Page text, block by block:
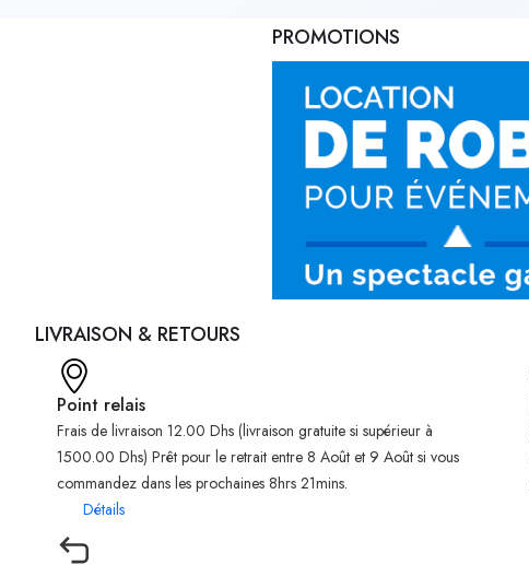
PROMOTIONS
LIVRAISON & RETOURS
Point relais
Frais de livraison 12.00 Dhs (livraison gratuite si supérieur à
1500.00 Dhs) Prêt pour le retrait entre 8 Août et 9 Août si vous
commandez dans les prochaines 8hrs 21mins.
Détails